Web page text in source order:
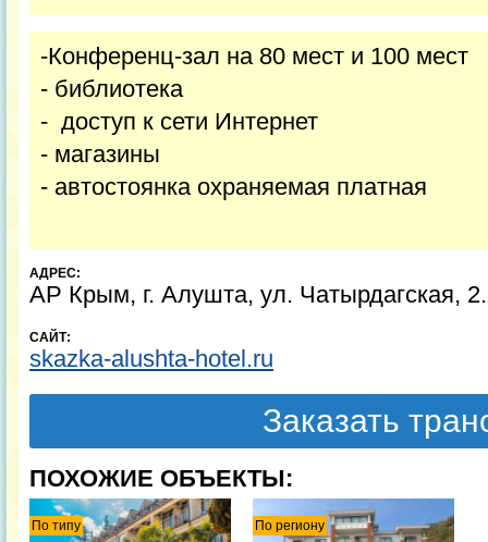
-Конференц-зал на 80 мест и 100 мест
- библиотека
- доступ к сети Интернет
- магазины
- автостоянка охраняемая платная
АДРЕС:
АР Крым, г. Алушта, ул. Чатырдагская, 2.
САЙТ:
skazka-alushta-hotel.ru
Заказать
ПОХОЖИЕ ОБЪЕКТЫ:
По типу По региону